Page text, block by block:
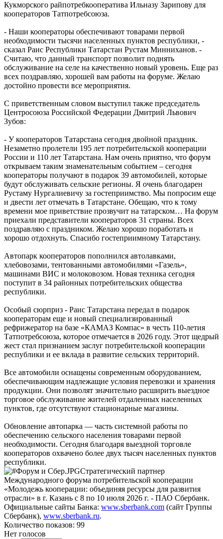
Кукморского райпотребкооператива Ильназу Зарипову для
кооператоров Татпотребсоюза.
- Наши кооператоры обеспечивают товарами первой
необходимости тысячи населенных пунктов республики, -
сказал Раис Республики Татарстан Рустам Минниханов. -
Считаю, что данный транспорт позволит поднять
обслуживание на селе на качественно новый уровень. Еще раз
всех поздравляю, хорошей вам работы на форуме. Желаю
достойно провести все мероприятия.
С приветственным словом выступил также председатель
Центросоюза Российской Федерации Дмитрий Львович
Зубов:
- У кооператоров Татарстана сегодня двойной праздник.
Незаметно пролетели 195 лет потребительской кооперации
России и 110 лет Татарстана. Нам очень приятно, что форум
открываем таким знаменательным событием – сегодня
кооператоры получают в подарок 39 автомобилей, которые
будут обслуживать сельские регионы. Я очень благодарен
Рустаму Нургалиевичу за гостеприимство. Мы попросим еще
и двести лет отмечать в Татарстане. Обещаю, что к тому
времени мое приветствие прозвучит на татарском… На форум
приехали представители кооператоров 31 страны. Всех
поздравляю с праздником. Желаю хорошо поработать и
хорошо отдохнуть. Спасибо гостеприимному Татарстану.
Автопарк кооператоров пополнился автолавками,
хлебовозами, тентованными автомобилями «Газель»,
машинами ВИС и молоковозом. Новая техника сегодня
поступит в 34 районных потребительских общества
республики.
Особый сюрприз - Раис Татарстана передал в подарок
кооператорам еще и новый специализированный
рефрижератор на базе «КАМАЗ Компас» в честь 110-летия
Татпотребсоюза, которое отмечается в 2026 году. Этот щедрый
жест стал признанием заслуг потребительской кооперации
республики и ее вклада в развитие сельских территорий.
Все автомобили оснащены современным оборудованием,
обеспечивающим надлежащие условия перевозки и хранения
продукции. Они позволят значительно расширить выездное
торговое обслуживание жителей отдаленных населенных
пунктов, где отсутствуют стационарные магазины.
Обновление автопарка — часть системной работы по
обеспечению сельского населения товарами первой
необходимости. Сегодня благодаря выездной торговле
кооператоров охвачено более двух тысяч населенных пунктов
республики.
Стратегический партнер
Международного форума потребительской кооперации
«Молодежь кооперации: объединяя ресурсы для развития
отрасли» в г. Казань с 8 по 10 июля 2026 г. - ПАО Сбербанк.
Официальные сайты Банка: www.sberbank.com (сайт Группы
Сбербанк), www.sberbank.ru.
Количество показов: 99
Нет голосов